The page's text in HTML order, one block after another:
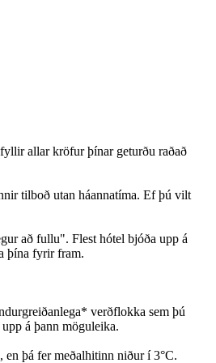
allar kröfur þínar geturðu raðað
tilboð utan háannatíma. Ef þú vilt
að fullu". Flest hótel bjóða upp á
þína fyrir fram.
verðflokka sem þú
á þann möguleika.
en þá fer meðalhitinn niður í 3°C.